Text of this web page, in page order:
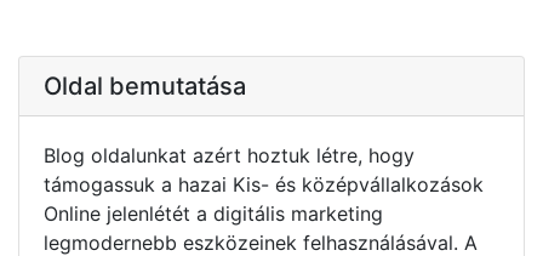
Oldal bemutatása
Blog oldalunkat azért hoztuk létre, hogy
támogassuk a hazai Kis- és középvállalkozások
Online jelenlétét a digitális marketing
legmodernebb eszközeinek felhasználásával. A